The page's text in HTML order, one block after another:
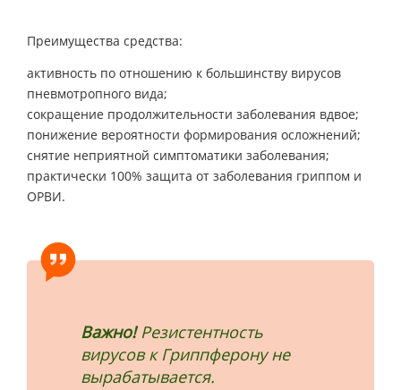
Преимущества средства:
активность по отношению к большинству вирусов
пневмотропного вида;
сокращение продолжительности заболевания вдвое;
понижение вероятности формирования осложнений;
снятие неприятной симптоматики заболевания;
практически 100% защита от заболевания гриппом и
ОРВИ.
Важно!Резистентность
вирусов к Гриппферону не
вырабатывается.